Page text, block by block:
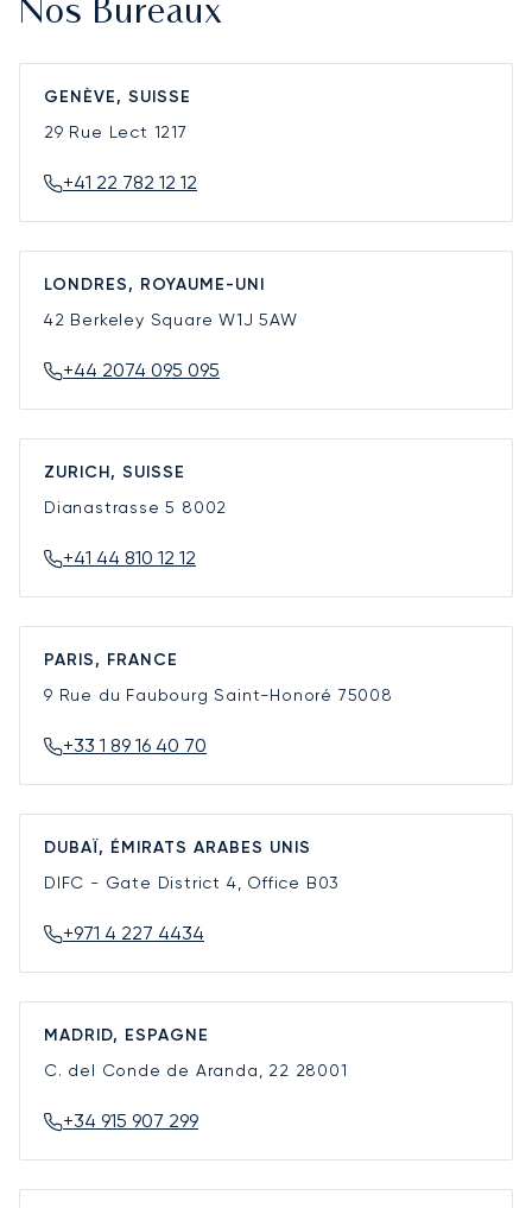
Nos Bureaux
GENÈVE, SUISSE
29 Rue Lect 1217
+41 22 782 12 12
LONDRES, ROYAUME-UNI
42 Berkeley SquareW1J 5AW
+44 2074 095 095
ZURICH, SUISSE
Dianastrasse 5 8002
+41 44 810 12 12
PARIS, FRANCE
9 Rue du Faubourg Saint-Honoré 75008
+33 1 89 16 40 70
DUBAÏ, ÉMIRATS ARABES UNIS
DIFC - Gate District 4, Office B03
+971 4 227 4434
MADRID, ESPAGNE
C. del Conde de Aranda, 22 28001
+34 915 907 299